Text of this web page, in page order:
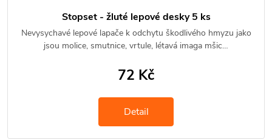
Stopset - žluté lepové desky 5 ks
Nevysychavé lepové lapače k odchytu škodlivého hmyzu jako
jsou molice, smutnice, vrtule, létavá imaga mšic…
72 Kč
Detail